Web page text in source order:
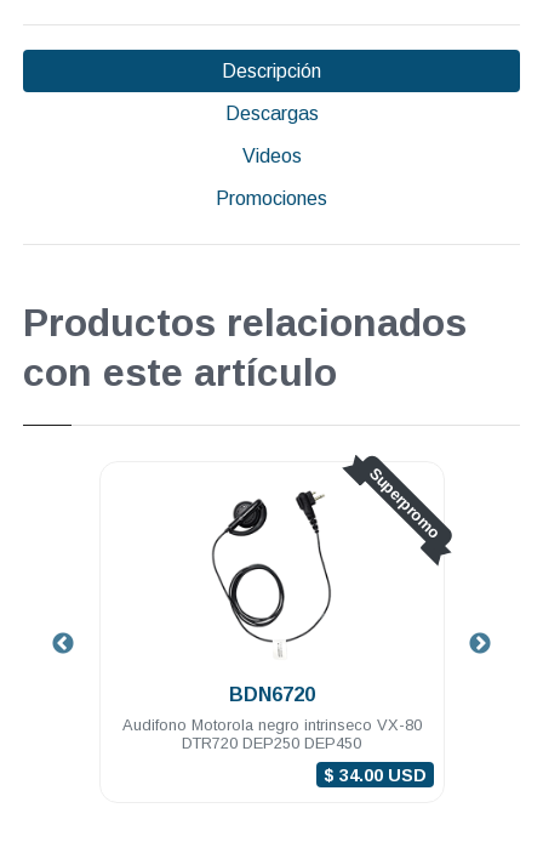
Descripción
Descargas
Videos
Promociones
Productos relacionados
con este artículo
Superpromo
BDN6720
Audifono Motorola negro intrinseco VX-80
DTR720 DEP250 DEP450
$ 34.00 USD